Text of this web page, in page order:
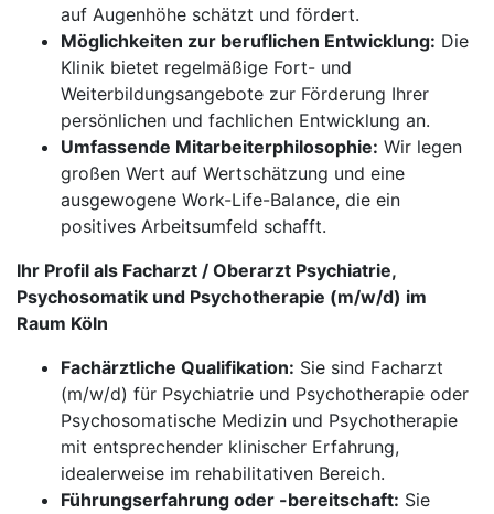
auf Augenhöhe schätzt und fördert.
Möglichkeiten zur beruflichen Entwicklung: Die
Klinik bietet regelmäßige Fort- und
Weiterbildungsangebote zur Förderung Ihrer
persönlichen und fachlichen Entwicklung an.
Umfassende Mitarbeiterphilosophie: Wir legen
großen Wert auf Wertschätzung und eine
ausgewogene Work-Life-Balance, die ein
positives Arbeitsumfeld schafft.
Ihr Profil als Facharzt / Oberarzt Psychiatrie,
Psychosomatik und Psychotherapie (m/w/d) im
Raum Köln
Fachärztliche Qualifikation: Sie sind Facharzt
(m/w/d) für Psychiatrie und Psychotherapie oder
Psychosomatische Medizin und Psychotherapie
mit entsprechender klinischer Erfahrung,
idealerweise im rehabilitativen Bereich.
Führungserfahrung oder -bereitschaft: Sie